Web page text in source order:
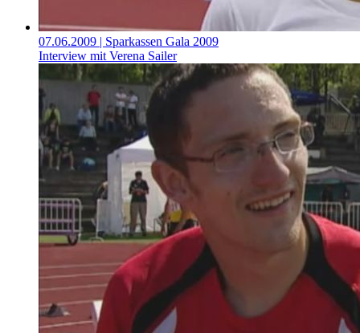
07.06.2009 | Sparkassen Gala 2009
Interview mit Verena Sailer